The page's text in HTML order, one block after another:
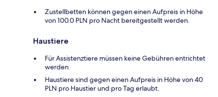
Zustellbetten können gegen einen Aufpreis in Höhe
von 100.0 PLN pro Nacht bereitgestellt werden.
Haustiere
Für Assistenztiere müssen keine Gebühren entrichtet
werden
Haustiere sind gegen einen Aufpreis in Höhe von 40
PLN pro Haustier und pro Tag erlaubt.